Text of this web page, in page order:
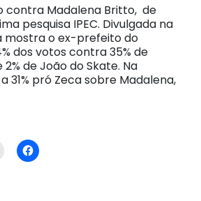
contra Madalena Britto, de
pesquisa IPEC. Divulgada na
mostra o ex-prefeito do
dos votos contra 35% de
de João do Skate. Na
31% pró Zeca sobre Madalena,